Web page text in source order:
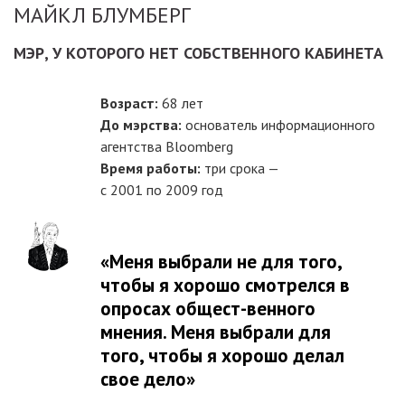
МАЙКЛ БЛУМБЕРГ
МЭР, У КОТОРОГО НЕТ СОБСТВЕННОГО КАБИНЕТА
Возраст: 68 лет
До мэрства: основатель информационного
агентства Bloomberg
Время работы: три срока —
с 2001 по 2009 год
«Меня выбрали не для того,
чтобы я хорошо смотрелся в
опросах общест-венного
мнения. Меня выбрали для
того, чтобы я хорошо делал
свое дело»